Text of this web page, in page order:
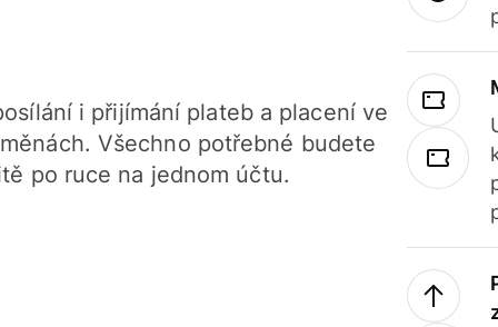
i přijímání plateb a placení ve
Všechno potřebné budete
po ruce na jednom účtu.